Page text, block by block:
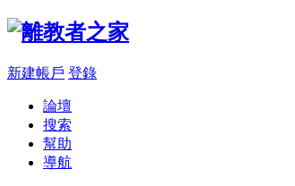
新建帳戶 登錄
論壇
搜索
幫助
導航